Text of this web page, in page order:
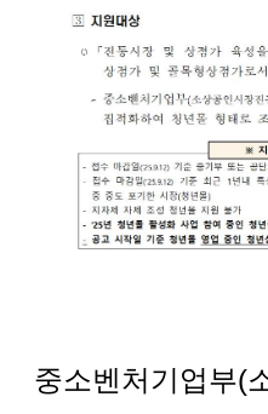
중소벤처기업부(